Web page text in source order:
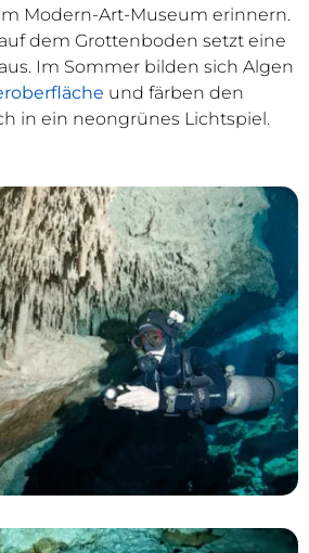
Modern-Art-Museum erinnern.
dem Grottenboden setzt eine
Im Sommer bilden sich Algen
und färben den
in ein neongrünes Lichtspiel.